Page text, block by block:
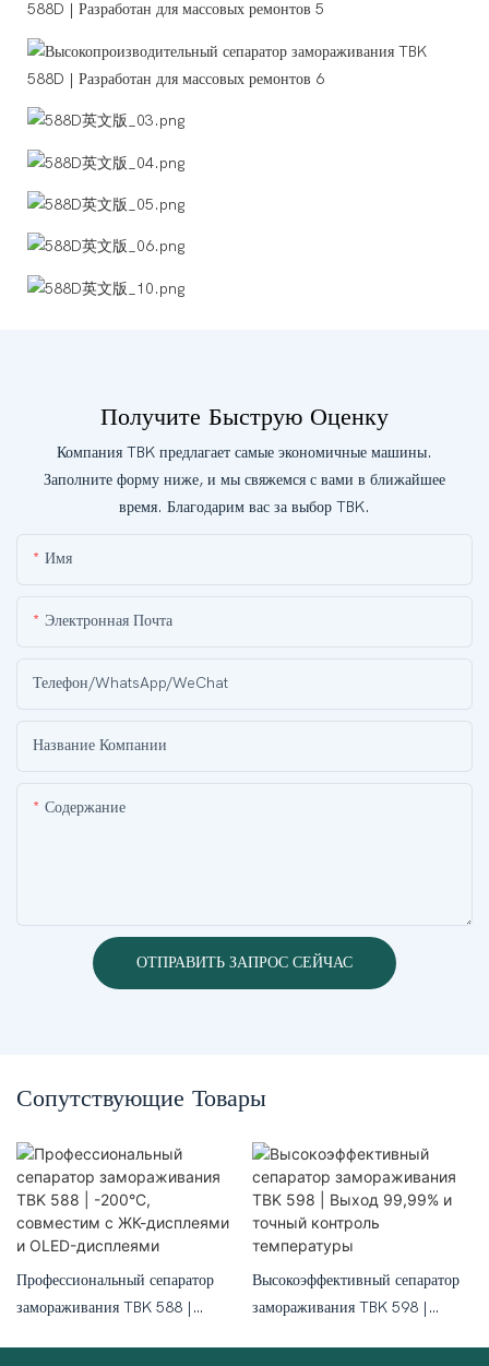
Получите Быструю Оценку
Компания TBK предлагает самые экономичные машины.
Заполните форму ниже, и мы свяжемся с вами в ближайшее
время. Благодарим вас за выбор TBK.
Имя
Электронная Почта
Телефон/WhatsApp/WeChat
Название Компании
Содержание
ОТПРАВИТЬ ЗАПРОС СЕЙЧАС
Сопутствующие Товары
Профессиональный сепаратор
замораживания TBK 588 |
Высокоэффективный сепаратор
замораживания TBK 598 |